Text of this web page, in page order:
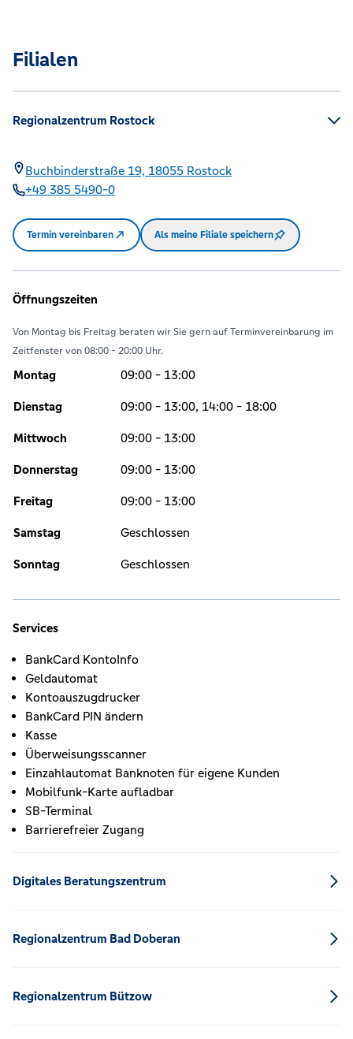
Filialen
Regionalzentrum Rostock
Buchbinderstraße 19, 18055 Rostock
+49 385 5490-0
Termin vereinbaren Als meine Filiale speichern
Öffnungszeiten
Von Montag bis Freitag beraten wir Sie gern auf Terminvereinbarung im
Zeitfenster von 08:00 - 20:00 Uhr.
Montag 09:00 - 13:00
Dienstag 09:00 - 13:00, 14:00 - 18:00
Mittwoch 09:00 - 13:00
Donnerstag 09:00 - 13:00
Freitag 09:00 - 13:00
Samstag Geschlossen
Sonntag Geschlossen
Services
BankCard KontoInfo
Geldautomat
Kontoauszugdrucker
BankCard PIN ändern
Kasse
Überweisungsscanner
Einzahlautomat Banknoten für eigene Kunden
Mobilfunk-Karte aufladbar
SB-Terminal
Barrierefreier Zugang
Digitales Beratungszentrum
Regionalzentrum Bad Doberan
Regionalzentrum Bützow